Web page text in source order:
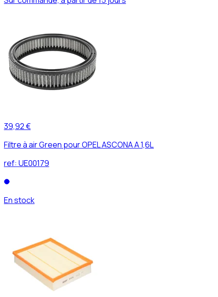
39,92 €
Filtre à air Green pour OPEL ASCONA A 1,6L
ref: UE00179
En stock